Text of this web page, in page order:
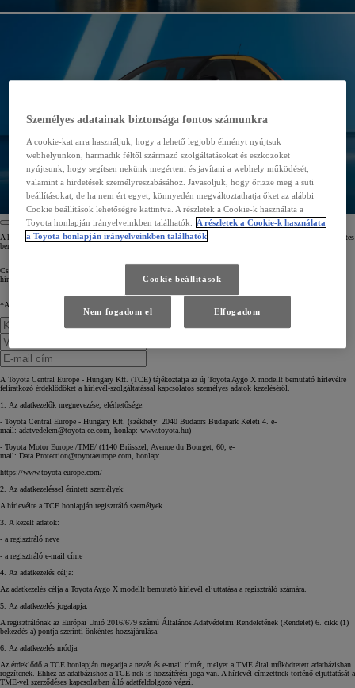
A következő űrlap kitöltésével hozzáférést kap az exkluzív tartalmakhoz, beleértve a legfrissebb híreket, előzetes
bemutatókat és ajánlatokat* az új Aygo X Hybrid kapcsán.
Csatlakozzon hozzánk ezen az izgalmas utazáson a jövőbe! Iratkozzon fel még ma az új Aygo X Hybrid
hírlevelére!
*Az ajánlatok tartalmazhatnak finanszírozási, biztosítási vagy karbantartási szerződéseket.
A Toyota Central Europe - Hungary Kft. (TCE) tájékoztatja az új Toyota Aygo X modellt bemutató hírlevélre
feliratkozó érdeklődőket a hírlevél-szolgáltatással kapcsolatos személyes adatok kezeléséről.
1. Az adatkezelők megnevezése, elérhetősége:
- Toyota Central Europe - Hungary Kft. (székhely: 2040 Budaörs Budapark Keleti 4. e-
mail: adatvedelem@toyota-ce.com, honlap: www.toyota.hu)
- Toyota Motor Europe /TME/ (1140 Brüsszel, Avenue du Bourget, 60, e-
mail: Data.Protection@toyotaeurope.com, honlap:...
https://www.toyota-europe.com/
2. Az adatkezeléssel érintett személyek:
A hírlevélre a TCE honlapján regisztráló személyek.
3. A kezelt adatok:
- a regisztráló neve
- a regisztráló e-mail címe
4. Az adatkezelés célja:
Az adatkezelés célja a Toyota Aygo X modellt bemutató hírlevél eljuttatása a regisztráló számára.
5. Az adatkezelés jogalapja:
A regisztrálónak az Európai Unió 2016/679 számú Általános Adatvédelmi Rendeletének (Rendelet) 6. cikk (1)
bekezdés a) pontja szerinti önkéntes hozzájárulása.
6. Az adatkezelés módja:
Az érdeklődő a TCE honlapján megadja a nevét és e-mail címét, melyet a TME által működtetett adatbázisban
rögzítenek. Ehhez az adatbázishoz a TCE-nek is hozzáférési joga van. A hírlevél címzettnek történő eljuttatását a
TME-vel szerződéses kapcsolatban álló adatfeldolgozó végzi.
Személyes adatainak biztonsága fontos számunkra
A cookie-kat arra használjuk, hogy a lehető legjobb élményt nyújtsuk
webhelyünkön, harmadik féltől származó szolgáltatásokat és eszközöket
nyújtsunk, hogy segítsen nekünk megérteni és javítani a webhely működését,
valamint a hirdetések személyreszabásához. Javasoljuk, hogy őrizze meg a süti
beállításokat, de ha nem ért egyet, könnyedén megváltoztathatja őket az alábbi
Cookie beállítások lehetőségre kattintva. A részletek a Cookie-k használata a
Toyota honlapján irányelveinkben találhatók.
A részletek a Cookie-k használata
a Toyota honlapján irányelveinkben találhatók
Cookie beállítások
Nem fogadom el Elfogadom